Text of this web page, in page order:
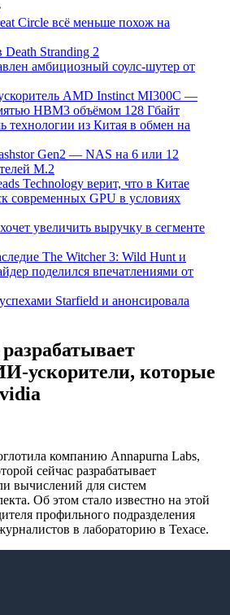
Circle всё меньше похож на
Death Stranding 2
амбициозный соулс-шутер от
AMD Instinct MI300C —
HBM3 объёмом 128 Гбайт
технологии из Китая в обмен на
Gen2 — NAS на 6 или 12
M.2
Technology верит, что в Китае
современных GPU в условиях
увеличить выручку в сегменте
The Witcher 3: Wild Hunt и
поделился впечатлениями от
Starfield и анонсировала
ускорители, которые
компанию Annapurna Labs,
сейчас разрабатывает
вычислений для систем
Об этом стало известно на этой
профильного подразделения
в лабораторию в Техасе.